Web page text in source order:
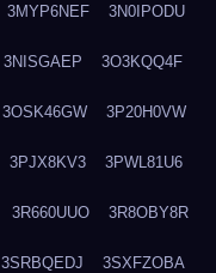
3MYP6NEF 3N0IPODU
3NISGAEP 3O3KQQ4F
3OSK46GW 3P20H0VW
3PJX8KV3 3PWL81U6
3R660UUO 3R8OBY8R
3SRBQEDJ 3SXFZOBA